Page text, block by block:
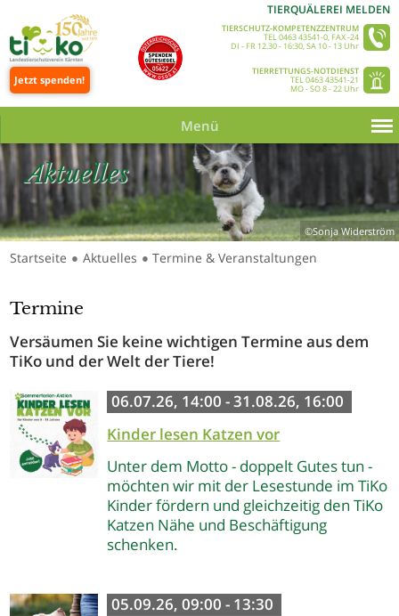
Jetzt spenden!
TIERQUÄLEREI MELDEN
TIERSCHUTZ-KOMPETENZZENTRUM
TEL 0463 43541-0, FAX -24
DI - FR 12.30 - 16:30, SA 10 - 13 Uhr
TIERRETTUNGS-NOTDIENST
TEL 0463 43541-21
MO - SO 8 - 22 Uhr
Menü
©Sonja Widerström
Aktuelles
Startseite ● Aktuelles ● Termine & Veranstaltungen
Termine
Versäumen Sie keine wichtigen Termine aus dem
TiKo und der Welt der Tiere!
06.07.26, 14:00 - 31.08.26, 16:00
Kinder lesen Katzen vor
Unter dem Motto - doppelt Gutes tun -
möchten wir mit der Lesestunde im TiKo
Kinder fördern und gleichzeitig den TiKo
Katzen Nähe und Beschäftigung
schenken.
05.09.26, 09:00 - 13:30